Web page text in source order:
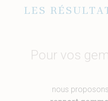
LES
Pour vos
nous proposons